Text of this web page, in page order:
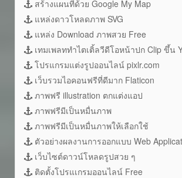
สร้างแผนที่ด้วย Google My Map
แหล่งดาวโหลดภาพ SVG
แหล่ง Download ภาพสวย Free
เทมเพลททำไตเติ้ลวีดีโอหน้าปก Clip ขึ้น
โปรแกรมแต่งรูปออนไลน์ pixlr.com
เว็บรวมไอคอนฟรีที่ดีมาก Flaticon
ภาพฟรี illustration ตกแต่งแอป
ภาพฟรีมีเป็นหมื่นภาพ
ภาพฟรีมีเป็นหมื่นภาพให้เลือกใช้
ตัวอย่างผลงานการออกแบบ Web
เว็บไซต์ดาวน์โหลดรูปสวย ๆ
ติดตั้งโปรแเกรมออนไลน์ Free